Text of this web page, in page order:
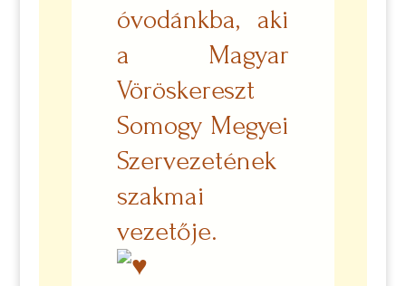
óvodánkba, aki
a Magyar
Vöröskereszt
Somogy Megyei
Szervezetének
szakmai
vezetője.